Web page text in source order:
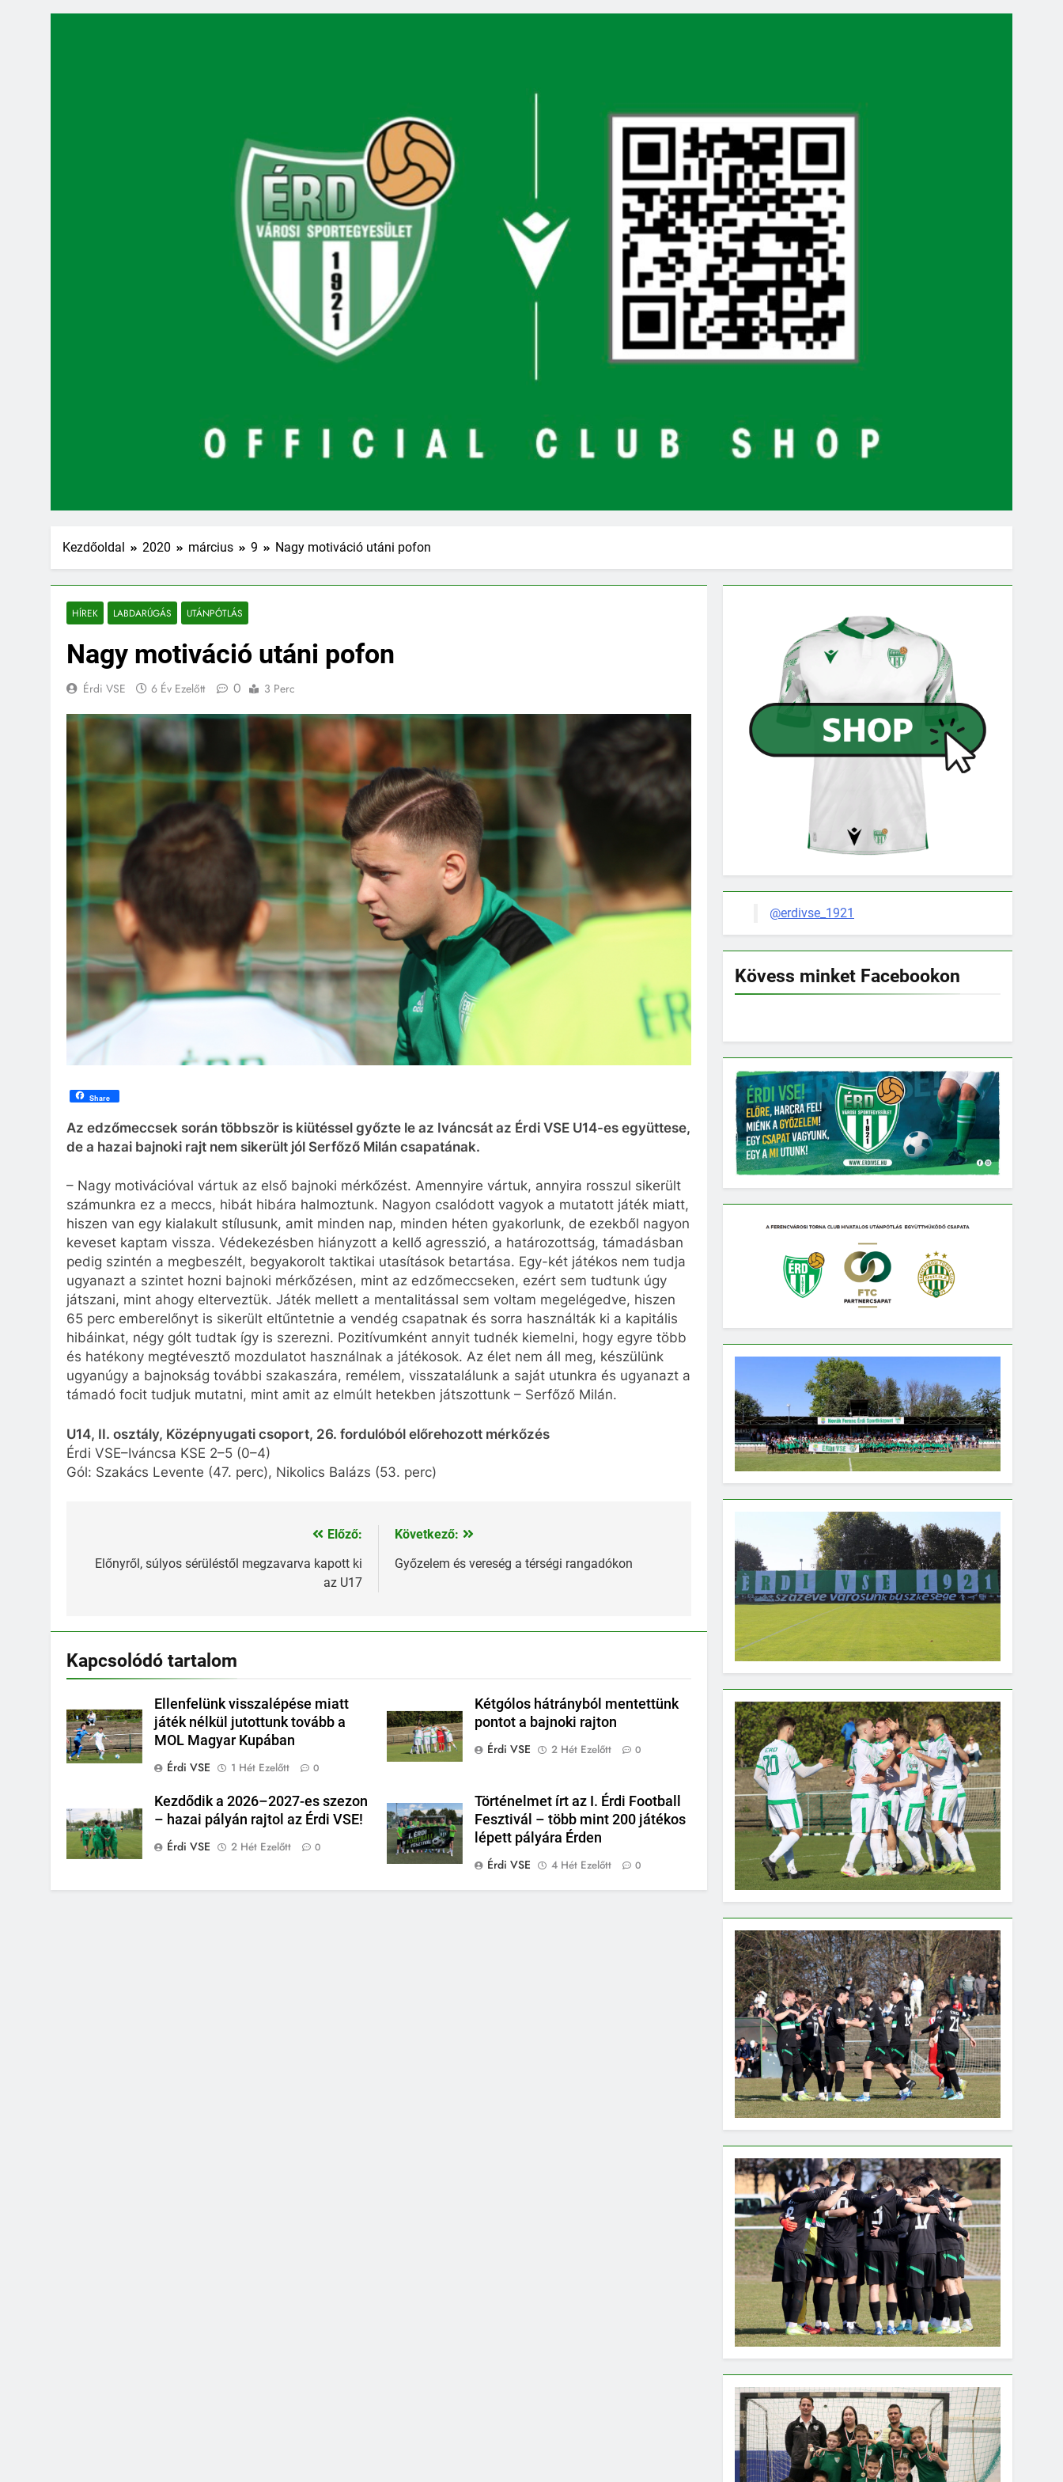
Kezdőoldal 2020 március 9 Nagy motiváció utáni pofon
HÍREK LABDARÚGÁS UTÁNPÓTLÁS
Nagy motiváció utáni pofon
Érdi VSE 6 Év Ezelőtt 0 3 Perc
Share
Az edzőmeccsek során többször is kiütéssel győzte le az Iváncsát az Érdi VSE U14-es együttese,
de a hazai bajnoki rajt nem sikerült jól Serfőző Milán csapatának.
– Nagy motivációval vártuk az első bajnoki mérkőzést. Amennyire vártuk, annyira rosszul sikerült
számunkra ez a meccs, hibát hibára halmoztunk. Nagyon csalódott vagyok a mutatott játék miatt,
hiszen van egy kialakult stílusunk, amit minden nap, minden héten gyakorlunk, de ezekből nagyon
keveset kaptam vissza. Védekezésben hiányzott a kellő agresszió, a határozottság, támadásban
pedig szintén a megbeszélt, begyakorolt taktikai utasítások betartása. Egy-két játékos nem tudja
ugyanazt a szintet hozni bajnoki mérkőzésen, mint az edzőmeccseken, ezért sem tudtunk úgy
játszani, mint ahogy elterveztük. Játék mellett a mentalitással sem voltam megelégedve, hiszen
65 perc emberelőnyt is sikerült eltűntetnie a vendég csapatnak és sorra használták ki a kapitális
hibáinkat, négy gólt tudtak így is szerezni. Pozitívumként annyit tudnék kiemelni, hogy egyre több
és hatékony megtévesztő mozdulatot használnak a játékosok. Az élet nem áll meg, készülünk
ugyanúgy a bajnokság további szakaszára, remélem, visszatalálunk a saját utunkra és ugyanazt a
támadó focit tudjuk mutatni, mint amit az elmúlt hetekben játszottunk – Serfőző Milán.
U14, II. osztály, Középnyugati csoport, 26. fordulóból előrehozott mérkőzés
Érdi VSE–Iváncsa KSE 2–5 (0–4)
Gól: Szakács Levente (47. perc), Nikolics Balázs (53. perc)
navigáció
Előző:
Előnyről, súlyos sérüléstől megzavarva kapott ki
az U17
Következő:
Győzelem és vereség a térségi rangadókon
Kapcsolódó tartalom
Ellenfelünk visszalépése miatt
játék nélkül jutottunk tovább a
MOL Magyar Kupában
Érdi VSE
1 Hét Ezelőtt 0
Kétgólos hátrányból mentettünk
pontot a bajnoki rajton
Érdi VSE
2 Hét Ezelőtt 0
Kezdődik a 2026–2027-es szezon
– hazai pályán rajtol az Érdi VSE!
Érdi VSE
2 Hét Ezelőtt 0
Történelmet írt az I. Érdi Football
Fesztivál – több mint 200 játékos
lépett pályára Érden
Érdi VSE
4 Hét Ezelőtt 0
@erdivse_1921
Kövess minket Facebookon